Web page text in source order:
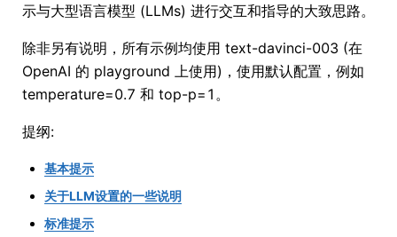
示与大型语言模型 (LLMs) 进行交互和指导的大致思路。
除非另有说明，所有示例均使用 text-davinci-003 (在
OpenAI 的 playground 上使用)，使用默认配置，例如
temperature=0.7 和 top-p=1。
提纲:
基本提示
关于LLM设置的一些说明
标准提示